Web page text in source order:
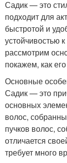
Садик — это
подходит для
быстротой и
устойчивостью
рассмотрим
покажем, как
Основные
Садик — это
основных
волос,
пучков волос,
отличается
требует много